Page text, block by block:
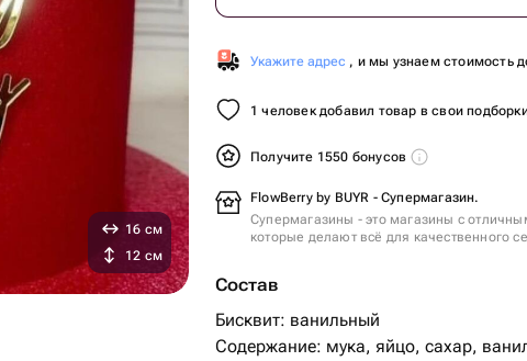
Укажите адрес , и мы узнаем стоимость
1 человек добавил товар в свои
Получите 1550 бонусов
FlowBerry by BUYR - Супермагазин.
Супермагазины - это магазины с
которые делают всё для качественного
Состав
Бисквит: ванильный
Содержание: мука, яйцо, сахар,
16 см
12 см